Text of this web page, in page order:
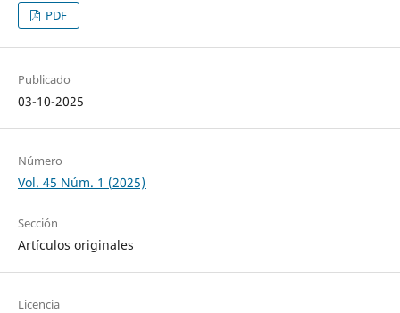
PDF
Publicado
03-10-2025
Número
Vol. 45 Núm. 1 (2025)
Sección
Artículos originales
Licencia